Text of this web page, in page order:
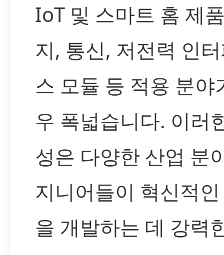
IoT 및 스마트 홈 제
지, 통신, 저전력 인
스 모듈 등 적용 분야
우 폭넓습니다. 이러
성은 다양한 산업 분
지니어들이 혁신적
을 개발하는 데 강력